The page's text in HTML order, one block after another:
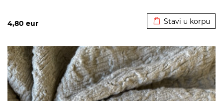
4,80 eur Stavi u korpu